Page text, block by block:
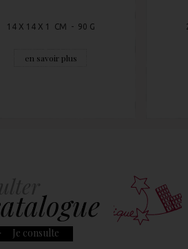
14 X 14 X 1 CM - 90 G
en savoir plus
Je consulte